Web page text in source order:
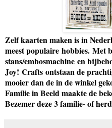
Zelf kaarten maken is in
meest populaire hobbies. Met
stans/embosmachine en
Joy! Crafts ontstaan de
mooier dan de in de winkel
Familie in Beeld maakte de
Bezemer deze 3 familie- of